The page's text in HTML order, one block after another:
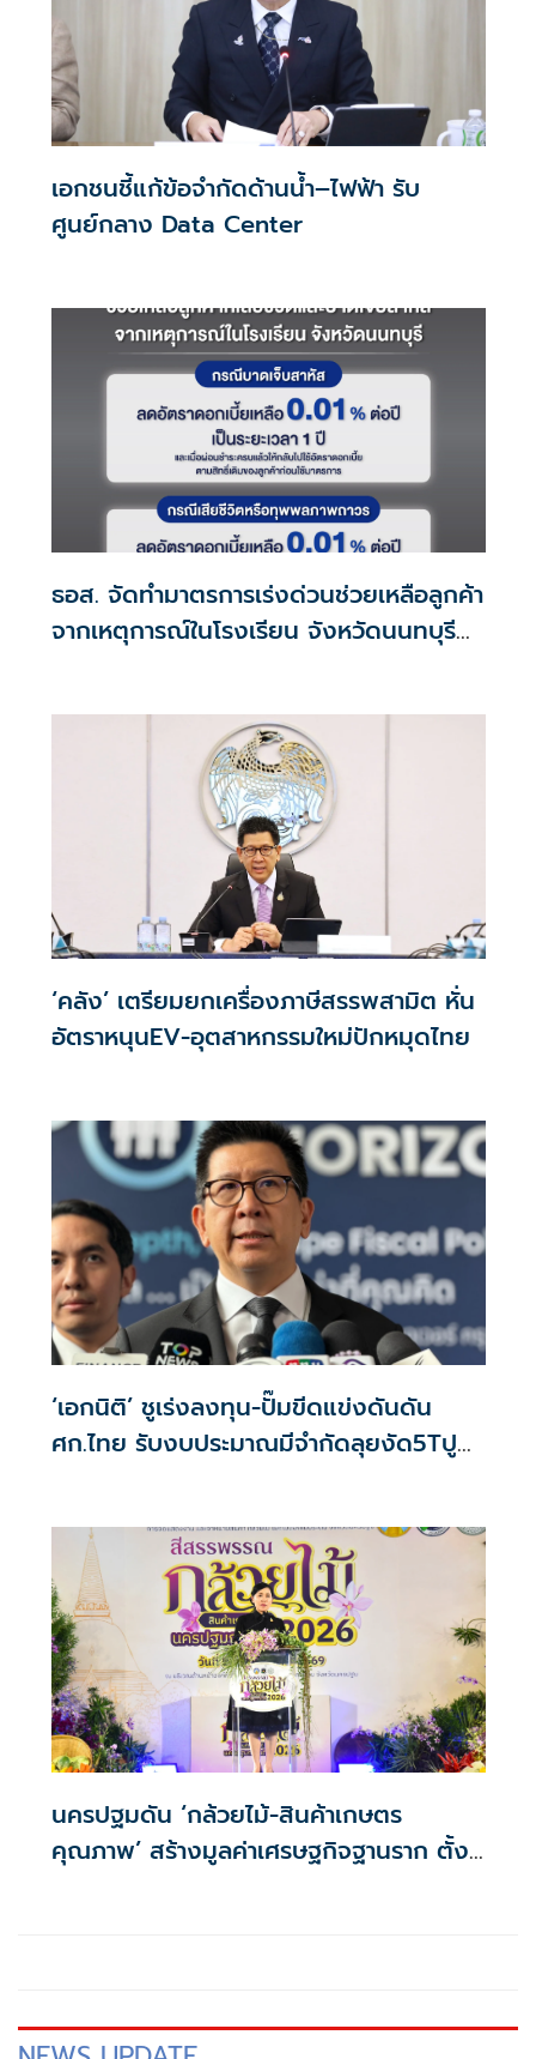
เอกชนชี้แก้ข้อจำกัดด้านน้ำ–ไฟฟ้า รับ
ศูนย์กลาง Data Center
ธอส. จัดทำมาตรการเร่งด่วนช่วยเหลือลูกค้า
จากเหตุการณ์ในโรงเรียน จังหวัดนนทบุรี
‘คลัง’ เตรียมยกเครื่องภาษีสรรพสามิต หั่น
อัตราหนุนEV-อุตสาหกรรมใหม่ปักหมุดไทย
‘เอกนิติ’ ชูเร่งลงทุน-ปั๊มขีดแข่งดันดัน
ศก.ไทย รับงบประมาณมีจำกัดลุยงัด5Tปู
นครปฐมดัน ‘กล้วยไม้-สินค้าเกษตร
คุณภาพ’ สร้างมูลค่าเศรษฐกิจฐานราก ตั้ง